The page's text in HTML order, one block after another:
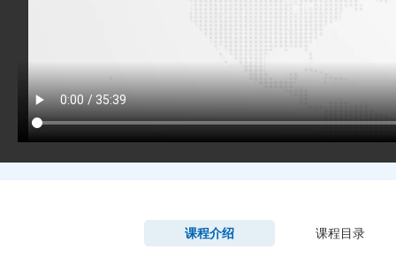
课程介绍 课程目录